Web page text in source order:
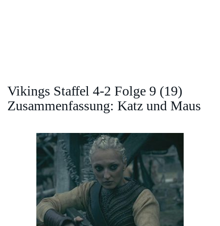
Vikings Staffel 4-2 Folge 9 (19)
Zusammenfassung: Katz und Maus